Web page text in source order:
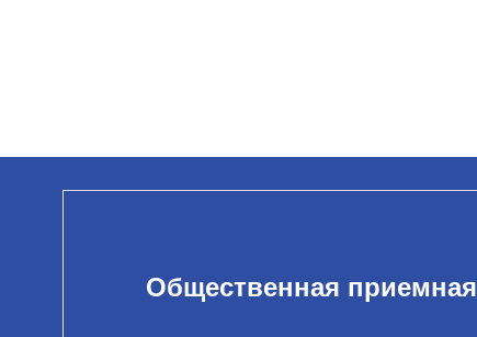
Общественная приемная